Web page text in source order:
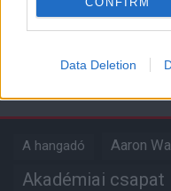
Data Deletion
A hangadó Aaron
Akadémiai csapat